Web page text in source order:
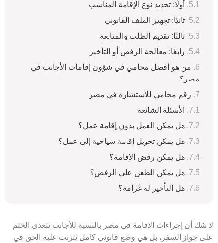
أولًا: تحديد نوع الإقامة المناسب
ثانيًا: تجهيز الملف القانوني
ثالثًا: تقديم الطلب والمتابعة
رابعًا: معالجة الرفض أو التأخير
من هو أفضل محامي في شؤون إقامات الأجانب في
مصر؟
رقم محامي للاستشارة في مصر
الأسئلة الشائعة
هل يمكن العمل بدون إقامة عمل؟
هل يمكن تحويل إقامة سياحية إلى عمل؟
هل يمكن رفض الإقامة؟
هل يمكن الطعن على الرفض؟
هل التأخير له غرامة؟
أن إجراءات الإقامة في مصر بالنسبة للأجانب تتعدى الختم
جواز السفر، بل هي وضع قانوني كامليترتب عليه الحق في